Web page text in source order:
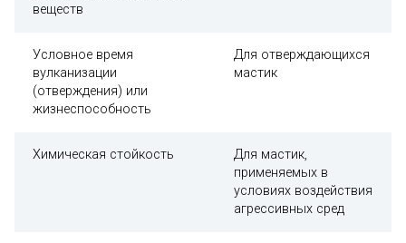
веществ
Условное время
вулканизации
(отверждения) или
жизнеспособность
Для отверждающихся
мастик
Химическая стойкость
Для мастик,
применяемых в
условиях воздействия
агрессивных сред